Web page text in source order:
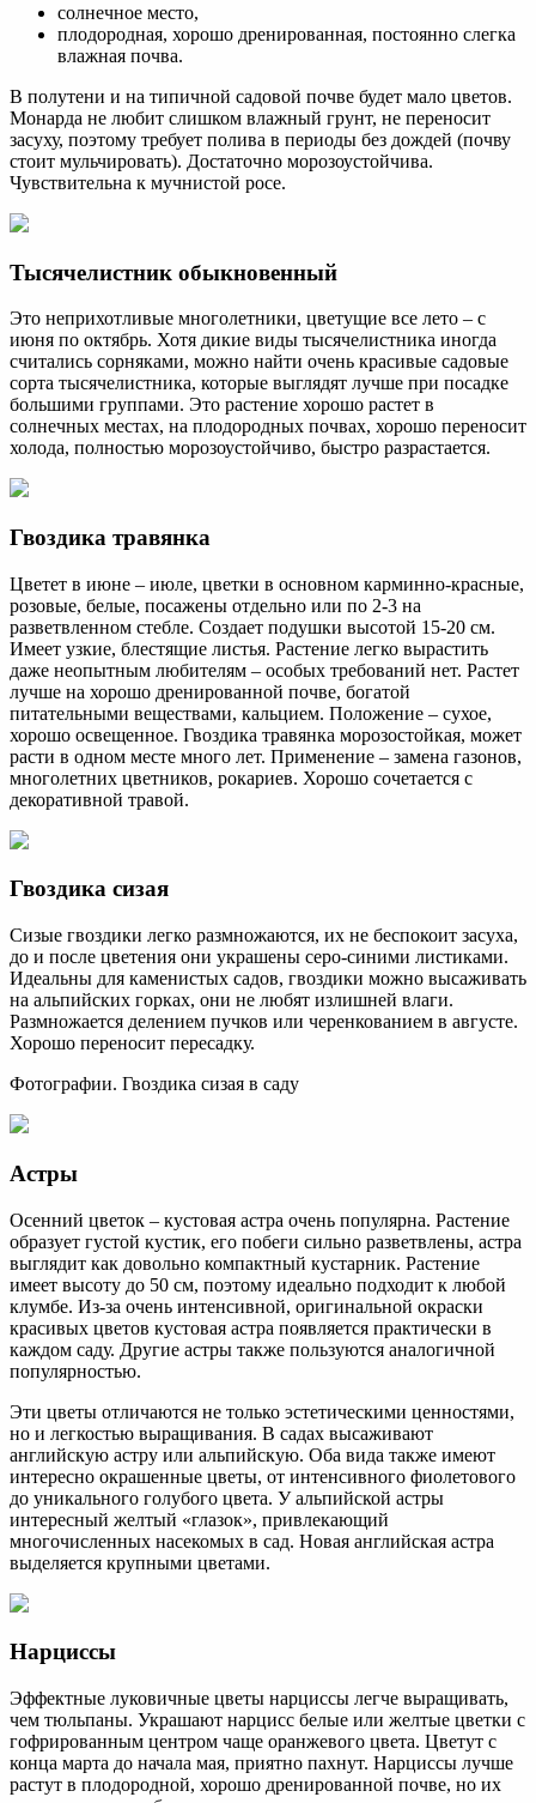
солнечное место,
плодородная, хорошо дренированная, постоянно слегка
влажная почва.
В полутени и на типичной садовой почве будет мало цветов.
Монарда не любит слишком влажный грунт, не переносит
засуху, поэтому требует полива в периоды без дождей (почву
стоит мульчировать). Достаточно морозоустойчива.
Чувствительна к мучнистой росе.
Тысячелистник обыкновенный
Это неприхотливые многолетники, цветущие все лето – с
июня по октябрь. Хотя дикие виды тысячелистника иногда
считались сорняками, можно найти очень красивые садовые
сорта тысячелистника, которые выглядят лучше при посадке
большими группами. Это растение хорошо растет в
солнечных местах, на плодородных почвах, хорошо переносит
холода, полностью морозоустойчиво, быстро разрастается.
Гвоздика травянка
Цветет в июне – июле, цветки в основном карминно-красные,
розовые, белые, посажены отдельно или по 2-3 на
разветвленном стебле. Создает подушки высотой 15-20 см.
Имеет узкие, блестящие листья. Растение легко вырастить
даже неопытным любителям – особых требований нет. Растет
лучше на хорошо дренированной почве, богатой
питательными веществами, кальцием. Положение – сухое,
хорошо освещенное. Гвоздика травянка морозостойкая, может
расти в одном месте много лет. Применение – замена газонов,
многолетних цветников, рокариев. Хорошо сочетается с
декоративной травой.
Гвоздика сизая
Сизые гвоздики легко размножаются, их не беспокоит засуха,
до и после цветения они украшены серо-синими листиками.
Идеальны для каменистых садов, гвоздики можно высаживать
на альпийских горках, они не любят излишней влаги.
Размножается делением пучков или черенкованием в августе.
Хорошо переносит пересадку.
Фотографии. Гвоздика сизая в саду
Астры
Осенний цветок – кустовая астра очень популярна. Растение
образует густой кустик, его побеги сильно разветвлены, астра
выглядит как довольно компактный кустарник. Растение
имеет высоту до 50 см, поэтому идеально подходит к любой
клумбе. Из-за очень интенсивной, оригинальной окраски
красивых цветов кустовая астра появляется практически в
каждом саду. Другие астры также пользуются аналогичной
популярностью.
Эти цветы отличаются не только эстетическими ценностями,
но и легкостью выращивания. В садах высаживают
английскую астру или альпийскую. Оба вида также имеют
интересно окрашенные цветы, от интенсивного фиолетового
до уникального голубого цвета. У альпийской астры
интересный желтый «глазок», привлекающий
многочисленных насекомых в сад. Новая английская астра
выделяется крупными цветами.
Нарциссы
Эффектные луковичные цветы нарциссы легче выращивать,
чем тюльпаны. Украшают нарцисс белые или желтые цветки с
гофрированным центром чаще оранжевого цвета. Цветут с
конца марта до начала мая, приятно пахнут. Нарциссы лучше
растут в плодородной, хорошо дренированной почве, но их